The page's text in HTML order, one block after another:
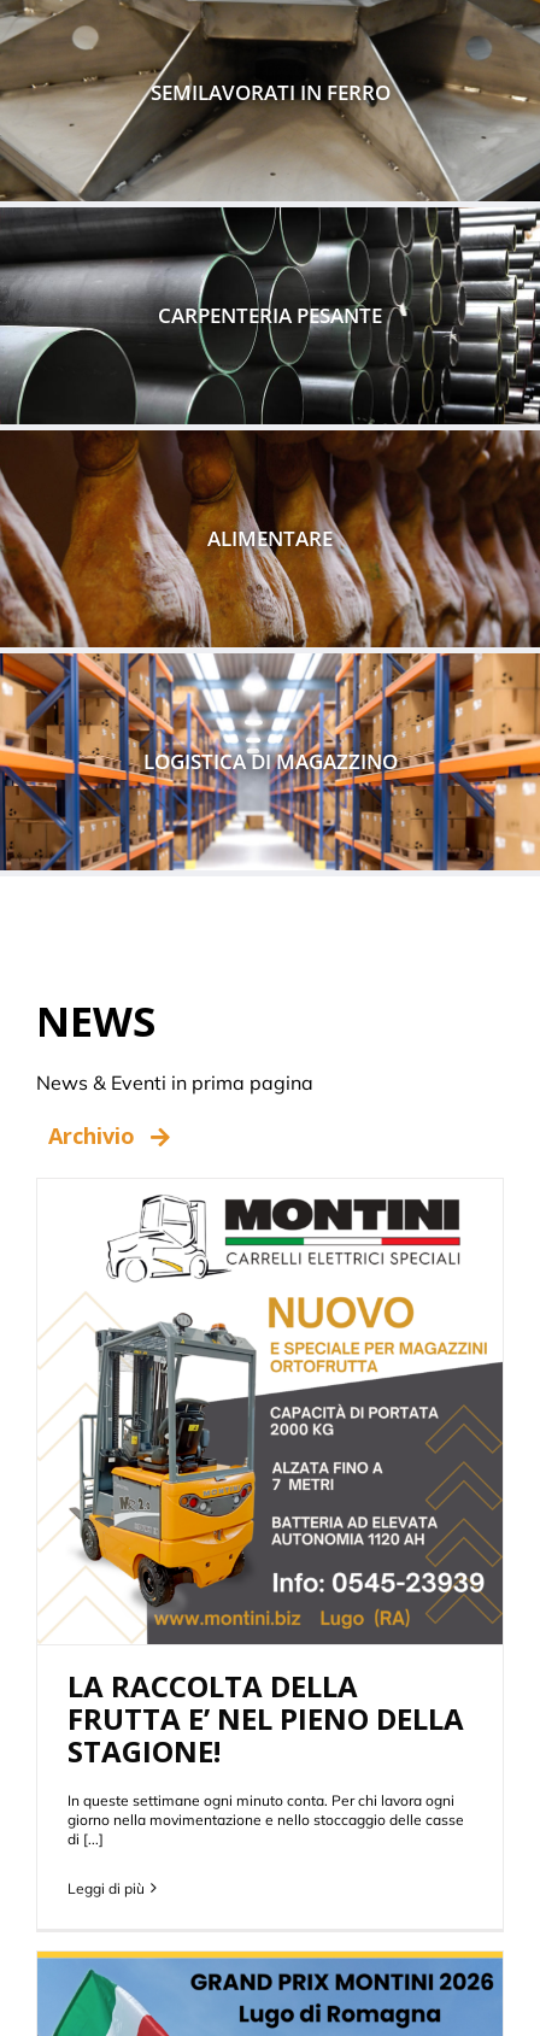
SEMILAVORATI IN FERRO
CARPENTERIA PESANTE
ALIMENTARE
LOGISTICA DI MAGAZZINO
NEWS
News & Eventi in prima pagina
Archivio
LA RACCOLTA DELLA
FRUTTA E’ NEL PIENO DELLA
STAGIONE!
In queste settimane ogni minuto conta. Per chi lavora ogni
giorno nella movimentazione e nello stoccaggio delle casse
di [...]
Leggi di più